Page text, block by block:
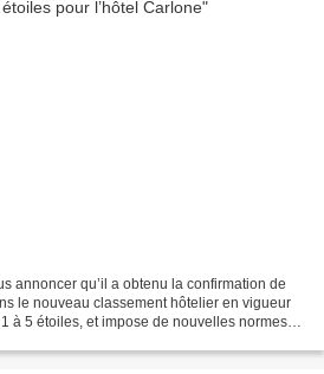
annoncer qu’il a obtenu la confirmation de
le nouveau classement hôtelier en vigueur
à 5 étoiles, et impose de nouvelles normes